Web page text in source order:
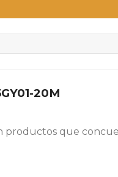
20M
productos que